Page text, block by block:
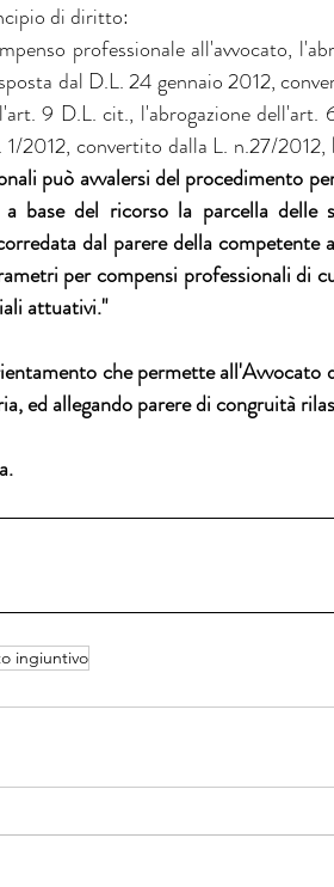
di diritto:
professionale all'avvocato,
dal D.L. 24 gennaio 2012,
9 D.L. cit., l'abrogazione dell'art.
2012, convertito dalla L. n.27/2012,
può avvalersi del procedimento
base del ricorso la parcella delle
dal parere della competente
per compensi professionali di
attuativi."
che permette all'Avvocato
ed allegando parere di congruità
ingiuntivo